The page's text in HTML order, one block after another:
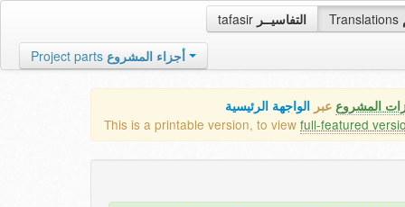
tafasir التفاسيــر Translations
Project parts أجزاء المشروع
المشروع عبر الواجهة الرئيسية
This is a printable version, to view full-featured